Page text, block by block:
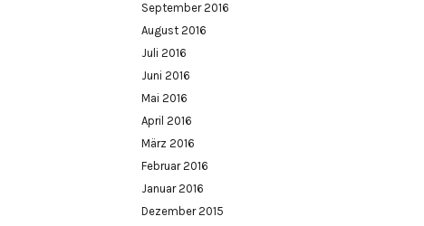
September 2016
August 2016
Juli 2016
Juni 2016
Mai 2016
April 2016
März 2016
Februar 2016
Januar 2016
Dezember 2015